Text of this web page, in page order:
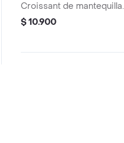
Croissant de mantequilla.
$ 10.900